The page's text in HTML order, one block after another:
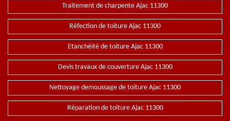
Traitement de charpente Ajac 11300
Réfection de toiture Ajac 11300
Etanchéité de toiture Ajac 11300
Devis travaux de couverture Ajac 11300
Nettoyage demoussage de toiture Ajac 11300
Réparation de toiture Ajac 11300